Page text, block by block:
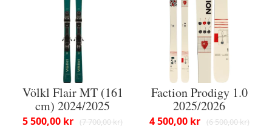
Völkl Flair MT (161
cm) 2024/2025
7 700,00 kr
5 500,00 kr
Faction Prodigy 1.0
2025/2026
6 500,00 kr
4 500,00 kr